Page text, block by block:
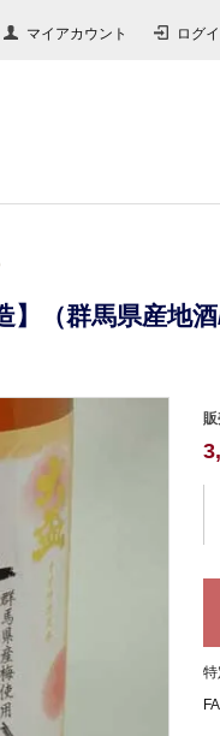
マイアカウント ログ
（群馬県産地酒